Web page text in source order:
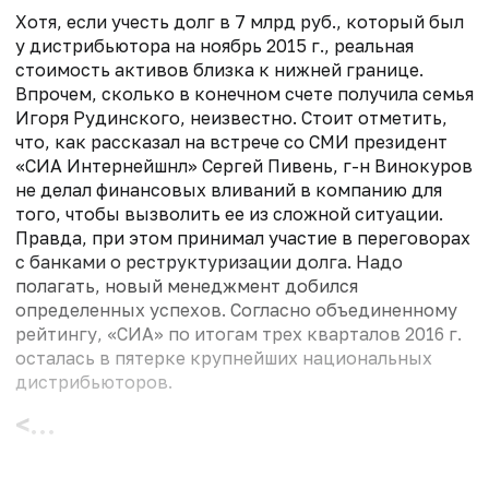
Хотя, если учесть долг в 7 млрд руб., который был
у дистрибьютора на ноябрь 2015 г., реальная
стоимость активов близка к нижней границе.
Впрочем, сколько в конечном счете получила семья
Игоря Рудинского, неизвестно. Стоит отметить,
что, как рассказал на встрече со СМИ президент
«СИА Интернейшнл» Сергей Пивень, г-н Винокуров
не делал финансовых вливаний в компанию для
того, чтобы вызволить ее из сложной ситуации.
Правда, при этом принимал участие в переговорах
с банками о реструктуризации долга. Надо
полагать, новый менеджмент добился
определенных успехов. Согласно объединенному
рейтингу, «СИА» по итогам трех кварталов 2016 г.
осталась в пятерке крупнейших национальных
дистрибьюторов.
<...